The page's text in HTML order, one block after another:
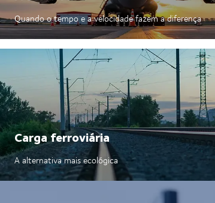
Quando o tempo e a velocidade fazem a diferença
Carga ferroviária
A alternativa mais ecológica